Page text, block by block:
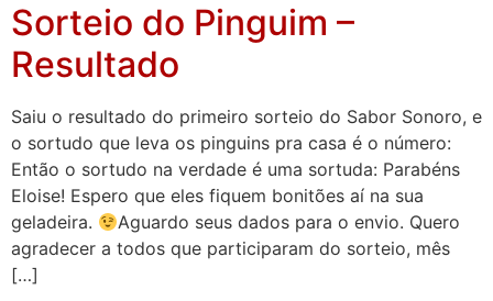
Sorteio do Pinguim –
Resultado
Saiu o resultado do primeiro sorteio do Sabor Sonoro, e
o sortudo que leva os pinguins pra casa é o número:
Então o sortudo na verdade é uma sortuda: Parabéns
Eloise! Espero que eles fiquem bonitões aí na sua
geladeira.
Aguardo seus dados para o envio. Quero
agradecer a todos que participaram do sorteio, mês
[…]